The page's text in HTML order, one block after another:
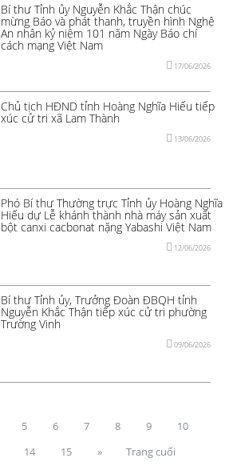
Bí thư Tỉnh ủy Nguyễn Khắc Thận chúc
mừng Báo và phát thanh, truyền hình Nghệ
An nhân kỷ niệm 101 năm Ngày Báo chí
cách mạng Việt Nam
17/06/2026
Chủ tịch HĐND tỉnh Hoàng Nghĩa Hiếu tiếp
xúc cử tri xã Lam Thành
13/06/2026
Phó Bí thư Thường trực Tỉnh ủy Hoàng Nghĩa
Hiếu dự Lễ khánh thành nhà máy sản xuất
bột canxi cacbonat nặng Yabashi Việt Nam
12/06/2026
Bí thư Tỉnh ủy, Trưởng Đoàn ĐBQH tỉnh
Nguyễn Khắc Thận tiếp xúc cử tri phường
Trường Vinh
09/06/2026
5 6 7 8 9
10
14 15 » Trang cuối